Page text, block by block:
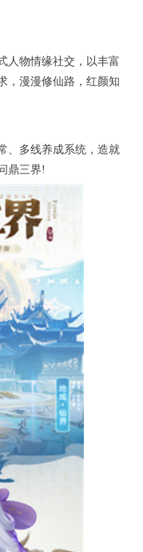
人物情缘社交，以丰富
，漫漫修仙路，红颜知
、多线养成系统，造就
鼎三界!